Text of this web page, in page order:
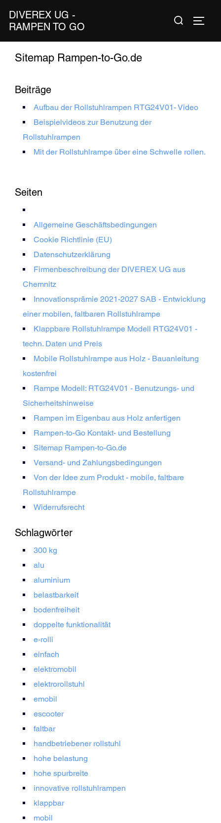
InhaltDIVEREX UG -
RAMPEN TO GO
Suchen
Sitemap Rampen-to-Go.de
Beiträge
Aufbau der Rollstuhlrampen RTG24V01- Video
Beispielvideos zur Benutzung der
Rollstuhlrampen
Mit der Rollstuhlrampe über eine Schwelle rollen.
Seiten
Allgemeine Geschäftsbedingungen
Cookie Richtlinie (EU)
Datenschutzerklärung
Firmenbeschreibung der DIVEREX UG aus
Chemnitz
Innovationsprämie 2021-2027 SAB - Entwicklung
einer mobilen, faltbaren Rollstuhlrampe
Klappbare Rollstuhlrampe Modell RTG24V01 -
techn. Daten und Preis
Mobile Rollstuhlrampe aus Holz - Bauanleitung
kostenfrei
Rampe Modell: RTG24V01 - Benutzungs- und
Sicherheitshinweise
Rampen im Eigenbau aus Holz anfertigen
Rampen-to-Go Kontakt- und Bestellung
Sitemap Rampen-to-Go.de
Versand- und Zahlungsbedingungen
Von der Idee zum Produkt - mobile, faltbare
Rollstuhlrampe
Widerrufsrecht
Schlagwörter
300 kg
alu
aluminium
belastbarkeit
bodenfreiheit
doppelte funktionalität
e-rolli
einfach
elektromobil
elektrorollstuhl
emobil
escooter
faltbar
handbetriebener rollstuhl
hohe belastung
hohe spurbreite
innovative rollstuhlrampen
klappbar
mobil